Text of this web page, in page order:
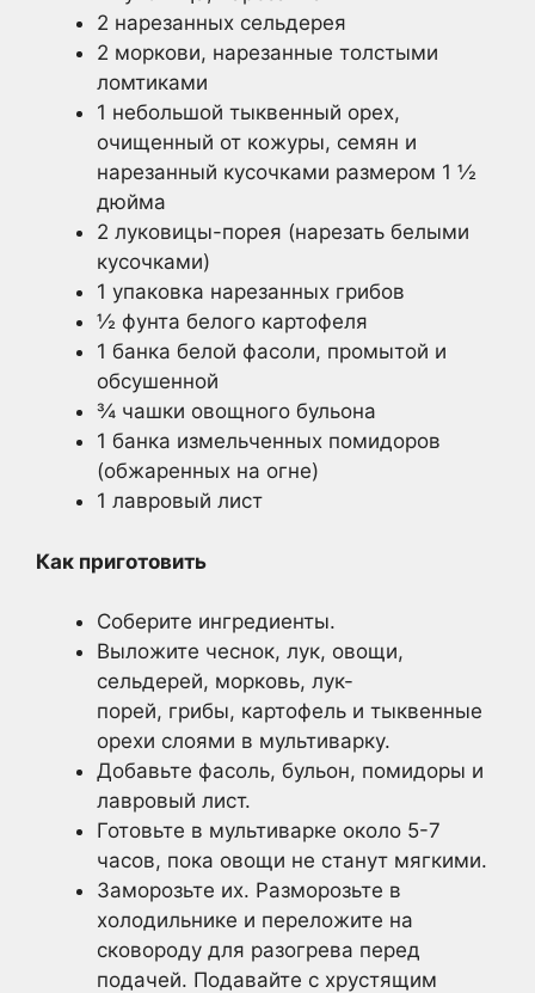
2 нарезанных сельдерея
2 моркови, нарезанные толстыми
ломтиками
1 небольшой тыквенный орех,
очищенный от кожуры, семян и
нарезанный кусочками размером 1 ½
дюйма
2 луковицы-порея (нарезать белыми
кусочками)
1 упаковка нарезанных грибов
½ фунта белого картофеля
1 банка белой фасоли, промытой и
обсушенной
¾ чашки овощного бульона
1 банка измельченных помидоров
(обжаренных на огне)
1 лавровый лист
Как приготовить
Соберите ингредиенты.
Выложите чеснок, лук, овощи,
сельдерей, морковь, лук-
порей, грибы, картофель и тыквенные
орехи слоями в мультиварку.
Добавьте фасоль, бульон, помидоры и
лавровый лист.
Готовьте в мультиварке около 5-7
часов, пока овощи не станут мягкими.
Заморозьте их. Разморозьте в
холодильнике и переложите на
сковороду для разогрева перед
подачей. Подавайте с хрустящим